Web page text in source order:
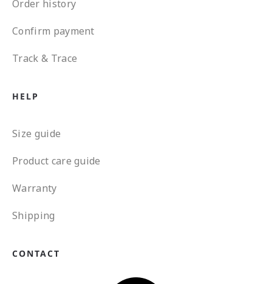
Order history
Confirm payment
Track & Trace
HELP
Size guide
Product care guide
Warranty
Shipping
CONTACT